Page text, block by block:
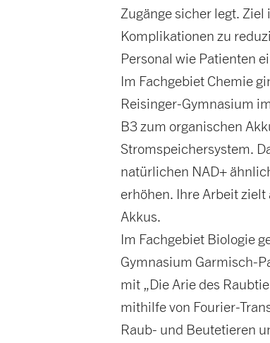
Zugänge sicher legt.
Komplikationen zu
Personal wie Patienten
Im Fachgebiet Chemie
Reisinger-Gymnasium
B3 zum organischen
Stromspeichersystem.
natürlichen NAD+
erhöhen. Ihre Arbeit
Akkus.
Im Fachgebiet Biologie
Gymnasium Garmisch-
mit „Die Arie des
mithilfe von Fourier-
Raub- und Beutetieren